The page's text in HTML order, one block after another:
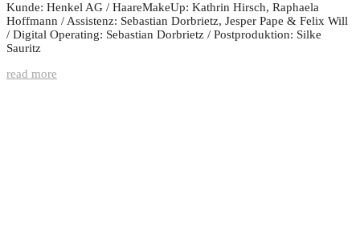
Kunde: Henkel AG / HaareMakeUp: Kathrin Hirsch, Raphaela
Hoffmann / Assistenz: Sebastian Dorbrietz, Jesper Pape & Felix Will
/ Digital Operating: Sebastian Dorbrietz / Postproduktion: Silke
Sauritz
read more